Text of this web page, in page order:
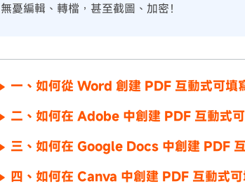
無憂編輯、轉檔，甚至截圖、加密！
一、如何從 Word 創建 PDF 互動式可填
二、如何在 Adobe 中創建 PDF 互動式
三、如何在 Google Docs 中創建 PDF
四、如何在 Canva 中創建 PDF 互動式